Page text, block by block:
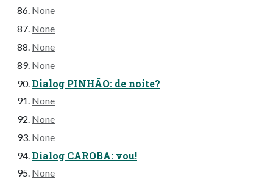
None
None
None
None
Dialog PINHÃO: de noite?
None
None
None
Dialog CAROBA: vou!
None